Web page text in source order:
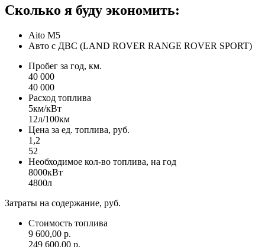
Сколько я буду экономить:
Aito M5
Авто с ДВС (LAND ROVER RANGE ROVER SPORT)
Пробег за год, км.
40 000
40 000
Расход топлива
5км/кВт
12л/100км
Цена за ед. топлива, руб.
1,2
52
Необходимое кол-во топлива, на год
8000кВт
4800л
Затраты на содержание, руб.
Стоимость топлива
9 600,00 р.
249 600,00 р.